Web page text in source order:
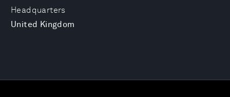
Headquarters
United Kingdom